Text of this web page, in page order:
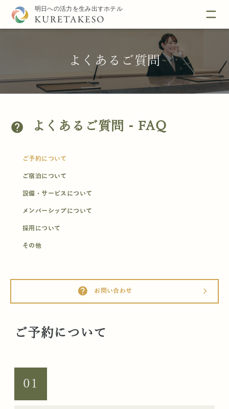
よくあるご質問
help よくあるご質問 - FAQ
ご予約について
ご宿泊について
設備・サービスについて
メンバーシップについて
採用について
その他
help お問い合わせ arrow_forward_ios
ご予約について
01